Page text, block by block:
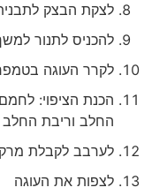
לצקת הבצק לתבנית
להכניס לתנור למשך 25 דקות או עד שקיסם יוצא יבש
לקרר העוגה
החלב וריבת החלב
לערבב לקבלת מרקם
לצפות את העוגה